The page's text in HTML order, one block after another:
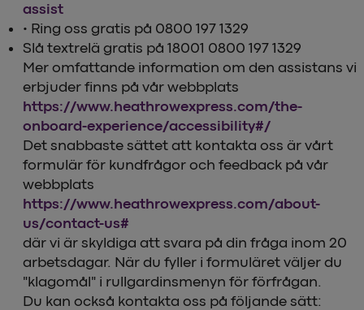
assist
• Ring oss gratis på 0800 197 1329
Slå textrelä gratis på 18001 0800 197 1329
Mer omfattande information om den assistans vi
erbjuder finns på vår webbplats
https://www.heathrowexpress.com/the-
onboard-experience/accessibility#/
Det snabbaste sättet att kontakta oss är vårt
formulär för kundfrågor och feedback på vår
webbplats
https://www.heathrowexpress.com/about-
us/contact-us#
där vi är skyldiga att svara på din fråga inom 20
arbetsdagar. När du fyller i formuläret väljer du
"klagomål" i rullgardinsmenyn för förfrågan.
Du kan också kontakta oss på följande sätt: